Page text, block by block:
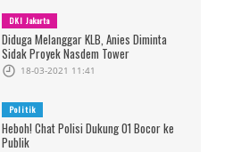
DKI Jakarta
Diduga Melanggar KLB, Anies Diminta
Sidak Proyek Nasdem Tower
18-03-2021 11:41
Politik
Heboh! Chat Polisi Dukung 01 Bocor ke
Publik